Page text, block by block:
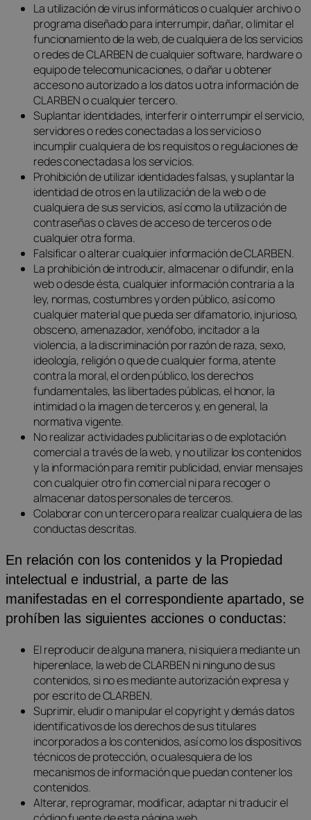
La utilización de virus informáticos o cualquier archivo o
programa diseñado para interrumpir, dañar, o limitar el
funcionamiento de la web, de cualquiera de los servicios
o redes de CLARBEN de cualquier software, hardware o
equipo de telecomunicaciones, o dañar u obtener
acceso no autorizado a los datos u otra información de
CLARBEN o cualquier tercero.
Suplantar identidades, interferir o interrumpir el servicio,
servidores o redes conectadas a los servicios o
incumplir cualquiera de los requisitos o regulaciones de
redes conectadas a los servicios.
Prohibición de utilizar identidades falsas, y suplantar la
identidad de otros en la utilización de la web o de
cualquiera de sus servicios, así como la utilización de
contraseñas o claves de acceso de terceros o de
cualquier otra forma.
Falsificar o alterar cualquier información de CLARBEN.
La prohibición de introducir, almacenar o difundir, en la
web o desde ésta, cualquier información contraria a la
ley, normas, costumbres y orden público, así como
cualquier material que pueda ser difamatorio, injurioso,
obsceno, amenazador, xenófobo, incitador a la
violencia, a la discriminación por razón de raza, sexo,
ideología, religión o que de cualquier forma, atente
contra la moral, el orden público, los derechos
fundamentales, las libertades públicas, el honor, la
intimidad o la imagen de terceros y, en general, la
normativa vigente.
No realizar actividades publicitarias o de explotación
comercial a través de la web, y no utilizar los contenidos
y la información para remitir publicidad, enviar mensajes
con cualquier otro fin comercial ni para recoger o
almacenar datos personales de terceros.
Colaborar con un tercero para realizar cualquiera de las
conductas descritas.
En relación con los contenidos y la Propiedad
intelectual e industrial, a parte de las
manifestadas en el correspondiente apartado, se
prohíben las siguientes acciones o conductas:
El reproducir de alguna manera, ni siquiera mediante un
hiperenlace, la web de CLARBEN ni ninguno de sus
contenidos, si no es mediante autorización expresa y
por escrito de CLARBEN.
Suprimir, eludir o manipular el copyright y demás datos
identificativos de los derechos de sus titulares
incorporados a los contenidos, así como los dispositivos
técnicos de protección, o cualesquiera de los
mecanismos de información que puedan contener los
contenidos.
Alterar, reprogramar, modificar, adaptar ni traducir el